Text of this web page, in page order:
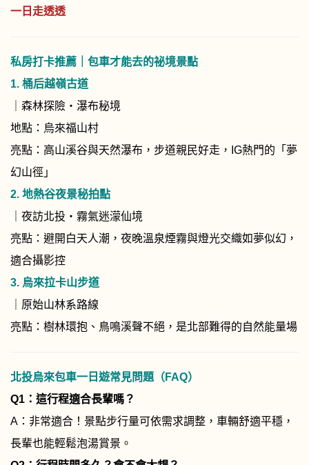
一日走透透
私房打卡推薦｜包車才能去的祕境景點
1. 桶后越嶺古道
｜森林探險・瀑布秘境
地點：烏來福山村
亮點：高山溪谷與天然瀑布，步道親民好走，IG熱門的「夢
幻山徑」
2. 地熱谷夜景秘拍點
｜夜訪北投・霧氣迷濛仙境
亮點：避開白天人潮，夜晚溫泉煙霧與燈光交織如夢似幻，
適合攝影控
3. 烏來拉卡山步道
｜原始山林系路線
亮點：樹林環抱、鳥鳴溪聲不絕，是北部難得的自然能量場
北投烏來包車一日遊常見問題（FAQ）
Q1 ：這行程適合長輩嗎？
A：非常適合！景點步行量可依需求調整，車輛舒適平穩，
長輩也能輕鬆泡湯賞景。